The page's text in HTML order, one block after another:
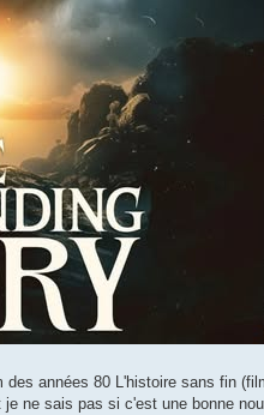
années 80 L'histoire sans fin
ne sais pas si c'est une bonne